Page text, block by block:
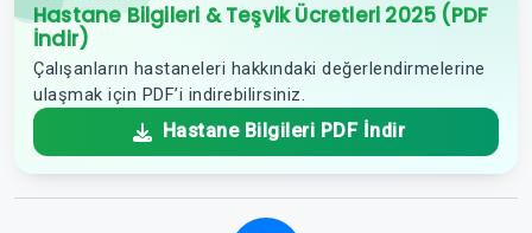
Hastane Bilgileri & Teşvik Ücretleri 2025 (PDF
İndir)
Çalışanların hastaneleri hakkındaki değerlendirmelerine
ulaşmak için PDF’i indirebilirsiniz.
Hastane Bilgileri PDF İndir